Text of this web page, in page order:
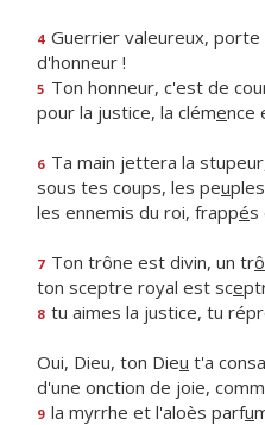
4 Guerrier valeureux, porte
d'honneur !
5 Ton honneur, c'est de
pour la justice, la clémence
6 Ta main jettera la
sous tes coups, les peu
les ennemis du roi, frappés
7 Ton trône est divin, un trô
ton sceptre royal est sce
8 tu aimes la justice, tu
Oui, Dieu, ton Dieu t'a
d'une onction de joie,
9 la myrrhe et l'aloès parfu